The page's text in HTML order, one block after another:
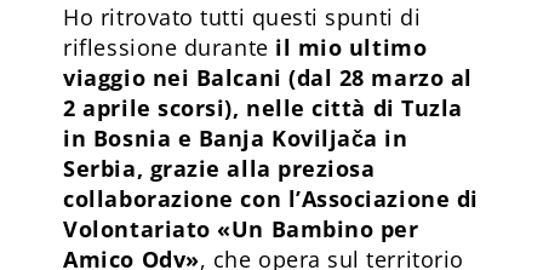
Ho ritrovato tutti questi spunti di
riflessione durante il mio ultimo
viaggio nei Balcani (dal 28 marzo al
2 aprile scorsi), nelle città di Tuzla
in Bosnia e Banja Koviljača in
Serbia, grazie alla preziosa
collaborazione con l’Associazione di
Volontariato «Un Bambino per
Amico Odv», che opera sul territorio